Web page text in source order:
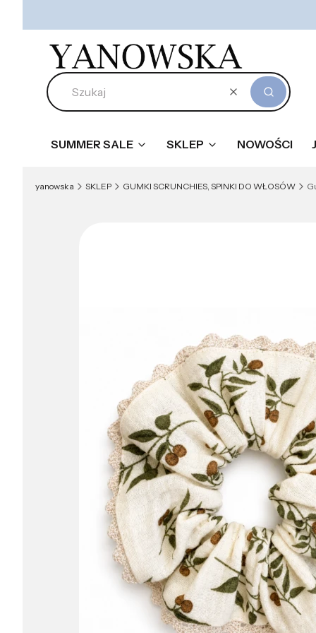
WyczyśćSzukaj
SUMMER SALE SKLEP NOWOŚCI
yanowska SKLEP GUMKI SCRUNCHIES, SPINKI DO WŁOSÓW